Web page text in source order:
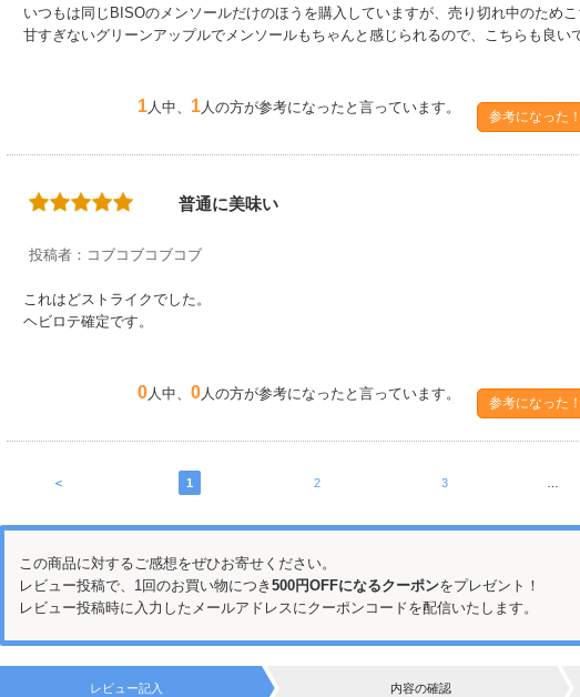
いつもは同じBISOのメンソールだけのほうを購入していますが、売り切れ中のためこ
甘すぎないグリーンアップルでメンソールもちゃんと感じられるので、こちらも良い
1人中、 1人の方が参考になったと言っています。
参考になった！
普通に美味い
投稿者：コブコブコブコブ
これはどストライクでした。
ヘビロテ確定です。
0人中、 0人の方が参考になったと言っています。
参考になった！
＜ 1 2 3
この商品に対するご感想をぜひお寄せください。
レビュー投稿で、1回のお買い物につき 500円OFFになるクーポンをプレゼント！
レビュー投稿時に入力したメールアドレスにクーポンコードを配信いたします。
レビュー記入 内容の確認